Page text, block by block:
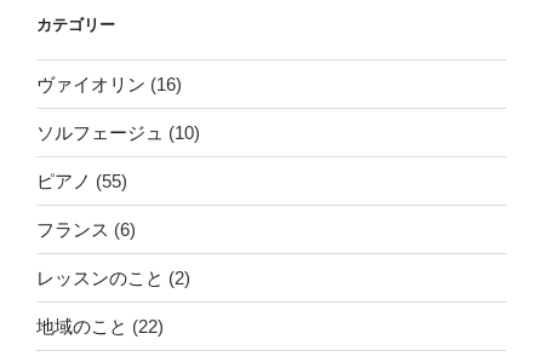
カテゴリー
ヴァイオリン (16)
ソルフェージュ (10)
ピアノ (55)
フランス (6)
レッスンのこと (2)
地域のこと (22)